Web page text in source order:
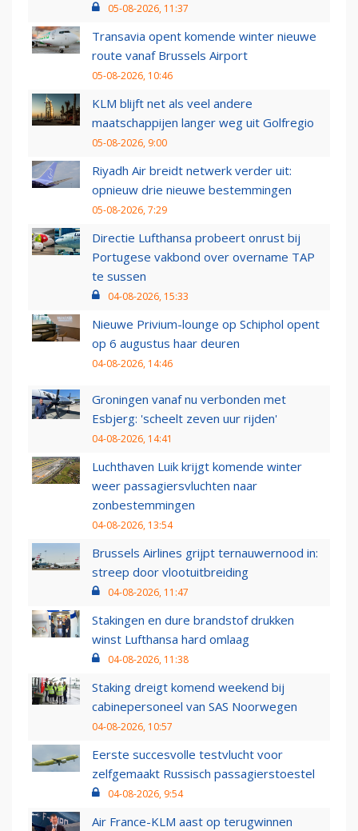
05-08-2026, 11:37
Transavia opent komende winter nieuwe
route vanaf Brussels Airport
05-08-2026, 10:46
KLM blijft net als veel andere
maatschappijen langer weg uit Golfregio
05-08-2026, 9:00
Riyadh Air breidt netwerk verder uit:
opnieuw drie nieuwe bestemmingen
05-08-2026, 7:29
Directie Lufthansa probeert onrust bij
Portugese vakbond over overname TAP
te sussen
04-08-2026, 15:33
Nieuwe Privium-lounge op Schiphol opent
op 6 augustus haar deuren
04-08-2026, 14:46
Groningen vanaf nu verbonden met
Esbjerg: 'scheelt zeven uur rijden'
04-08-2026, 14:41
Luchthaven Luik krijgt komende winter
weer passagiersvluchten naar
zonbestemmingen
04-08-2026, 13:54
Brussels Airlines grijpt ternauwernood in:
streep door vlootuitbreiding
04-08-2026, 11:47
Stakingen en dure brandstof drukken
winst Lufthansa hard omlaag
04-08-2026, 11:38
Staking dreigt komend weekend bij
cabinepersoneel van SAS Noorwegen
04-08-2026, 10:57
Eerste succesvolle testvlucht voor
zelfgemaakt Russisch passagierstoestel
04-08-2026, 9:54
Air France-KLM aast op terugwinnen